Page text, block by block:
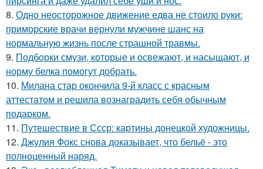
8. Одно неосторожное движение едва не стоило руки:
приморские врачи вернули мужчине шанс на
нормальную жизнь после страшной травмы.
9. Подборки смузи, которые и освежают, и насыщают, и
норму белка помогут добрать.
10. Милана стар окончила 9-й класс с красным
аттестатом и решила вознаградить себя обычным
подарком.
11. Путешествие в Ссср: картины донецкой художницы.
12. Джулия Фокс снова доказывает, что бельё - это
полноценный наряд.